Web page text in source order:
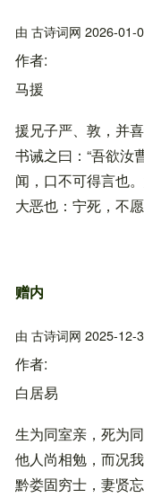
由 古诗词网 2026-01-
作者
马援
援兄子严、敦，并
书诫之曰：“吾欲汝
闻，口不可得言也
大恶也：宁死，不
赠内
由 古诗词网 2025-12-
作者
白居易
生为同室亲，死为同
他人尚相勉，而况我
黔娄固穷士，妻贤忘